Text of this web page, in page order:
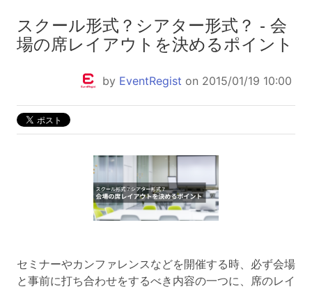
スクール形式？シアター形式？ - 会
場の席レイアウトを決めるポイント
by EventRegist on 2015/01/19 10:00
セミナーやカンファレンスなどを開催する時、必ず会場
と事前に打ち合わせをするべき内容の一つに、席のレイ